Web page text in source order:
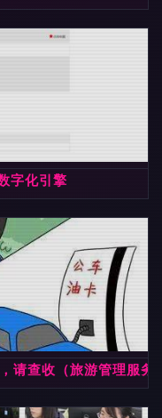
字化引擎
请查收（旅游管理服务